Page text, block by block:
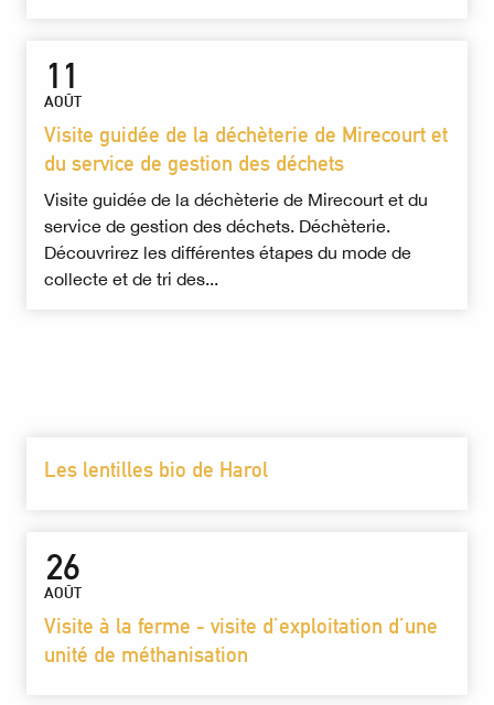
11
AOÛT
Visite guidée de la déchèterie de Mirecourt et
du service de gestion des déchets
Visite guidée de la déchèterie de Mirecourt et du
service de gestion des déchets. Déchèterie.
Découvrirez les différentes étapes du mode de
collecte et de tri des...
Les lentilles bio de Harol
26
AOÛT
Visite à la ferme - visite d’exploitation d’une
unité de méthanisation